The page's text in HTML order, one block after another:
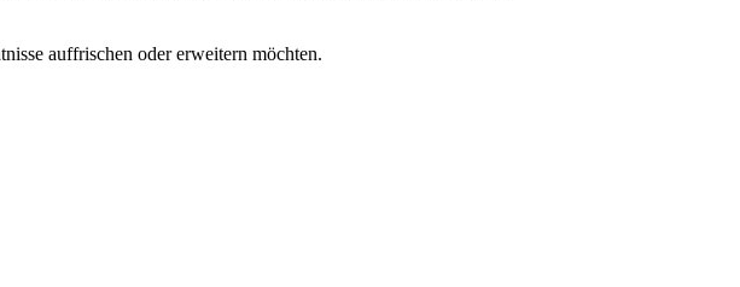
auffrischen oder erweitern möchten.